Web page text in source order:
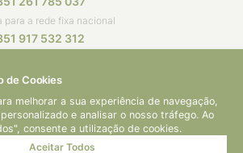
para a rede fixa nacional
917 532 312
© 2026 Grupo Lobo
de Cookies
melhorar a sua experiência de navegação,
e analisar o nosso tráfego. Ao
consente a utilização de cookies.
Aceitar Todos